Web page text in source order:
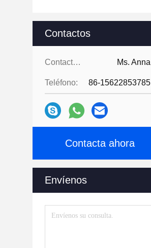
Contactos
Contactos: Ms. Anna
Teléfono: 86-15622853785
Contacta ahora
Envíenos